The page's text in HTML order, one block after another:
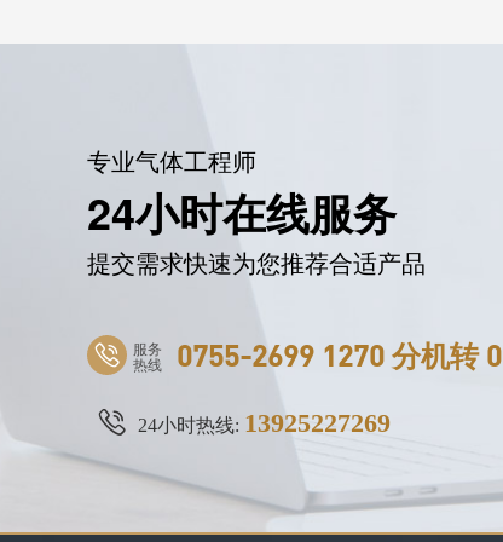
专业气体工程师
24小时在线服务
提交需求快速为您推荐合适产品
服务
热线 0755-2699 1270 分机转 0
24小时热线: 13925227269